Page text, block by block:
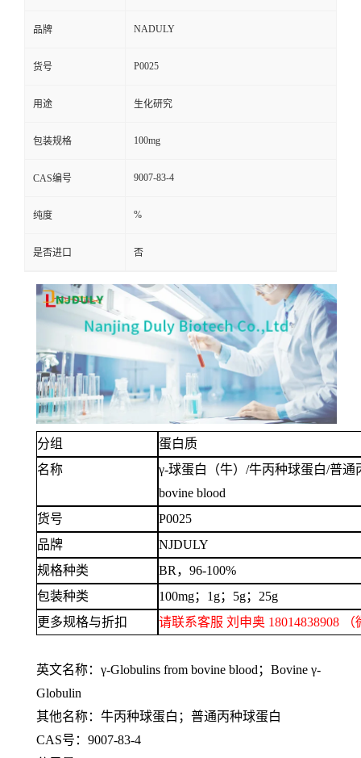
品牌 NADULY
货号 P0025
用途 生化研究
包装规格 100mg
CAS编号 9007-83-4
纯度 %
是否进口 否
分组
蛋白质
名称
γ-球蛋白（牛）/牛丙种球蛋白/普通
bovine blood
货号
P0025
品牌
NJDULY
规格种类
BR，96-100%
包装种类
100mg；1g；5g；25g
更多规格与折扣
请联系客服 刘申奥 18014838908
英文名称： γ-Globulins from bovine blood；Bovine γ-
Globulin
其他名称：牛丙种球蛋白；普通丙种球蛋白
CAS号：9007-83-4